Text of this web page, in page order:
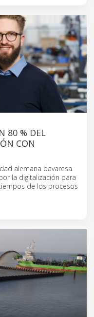
80 % DEL
CON
alemana bavaresa
la digitalización para
de los procesos